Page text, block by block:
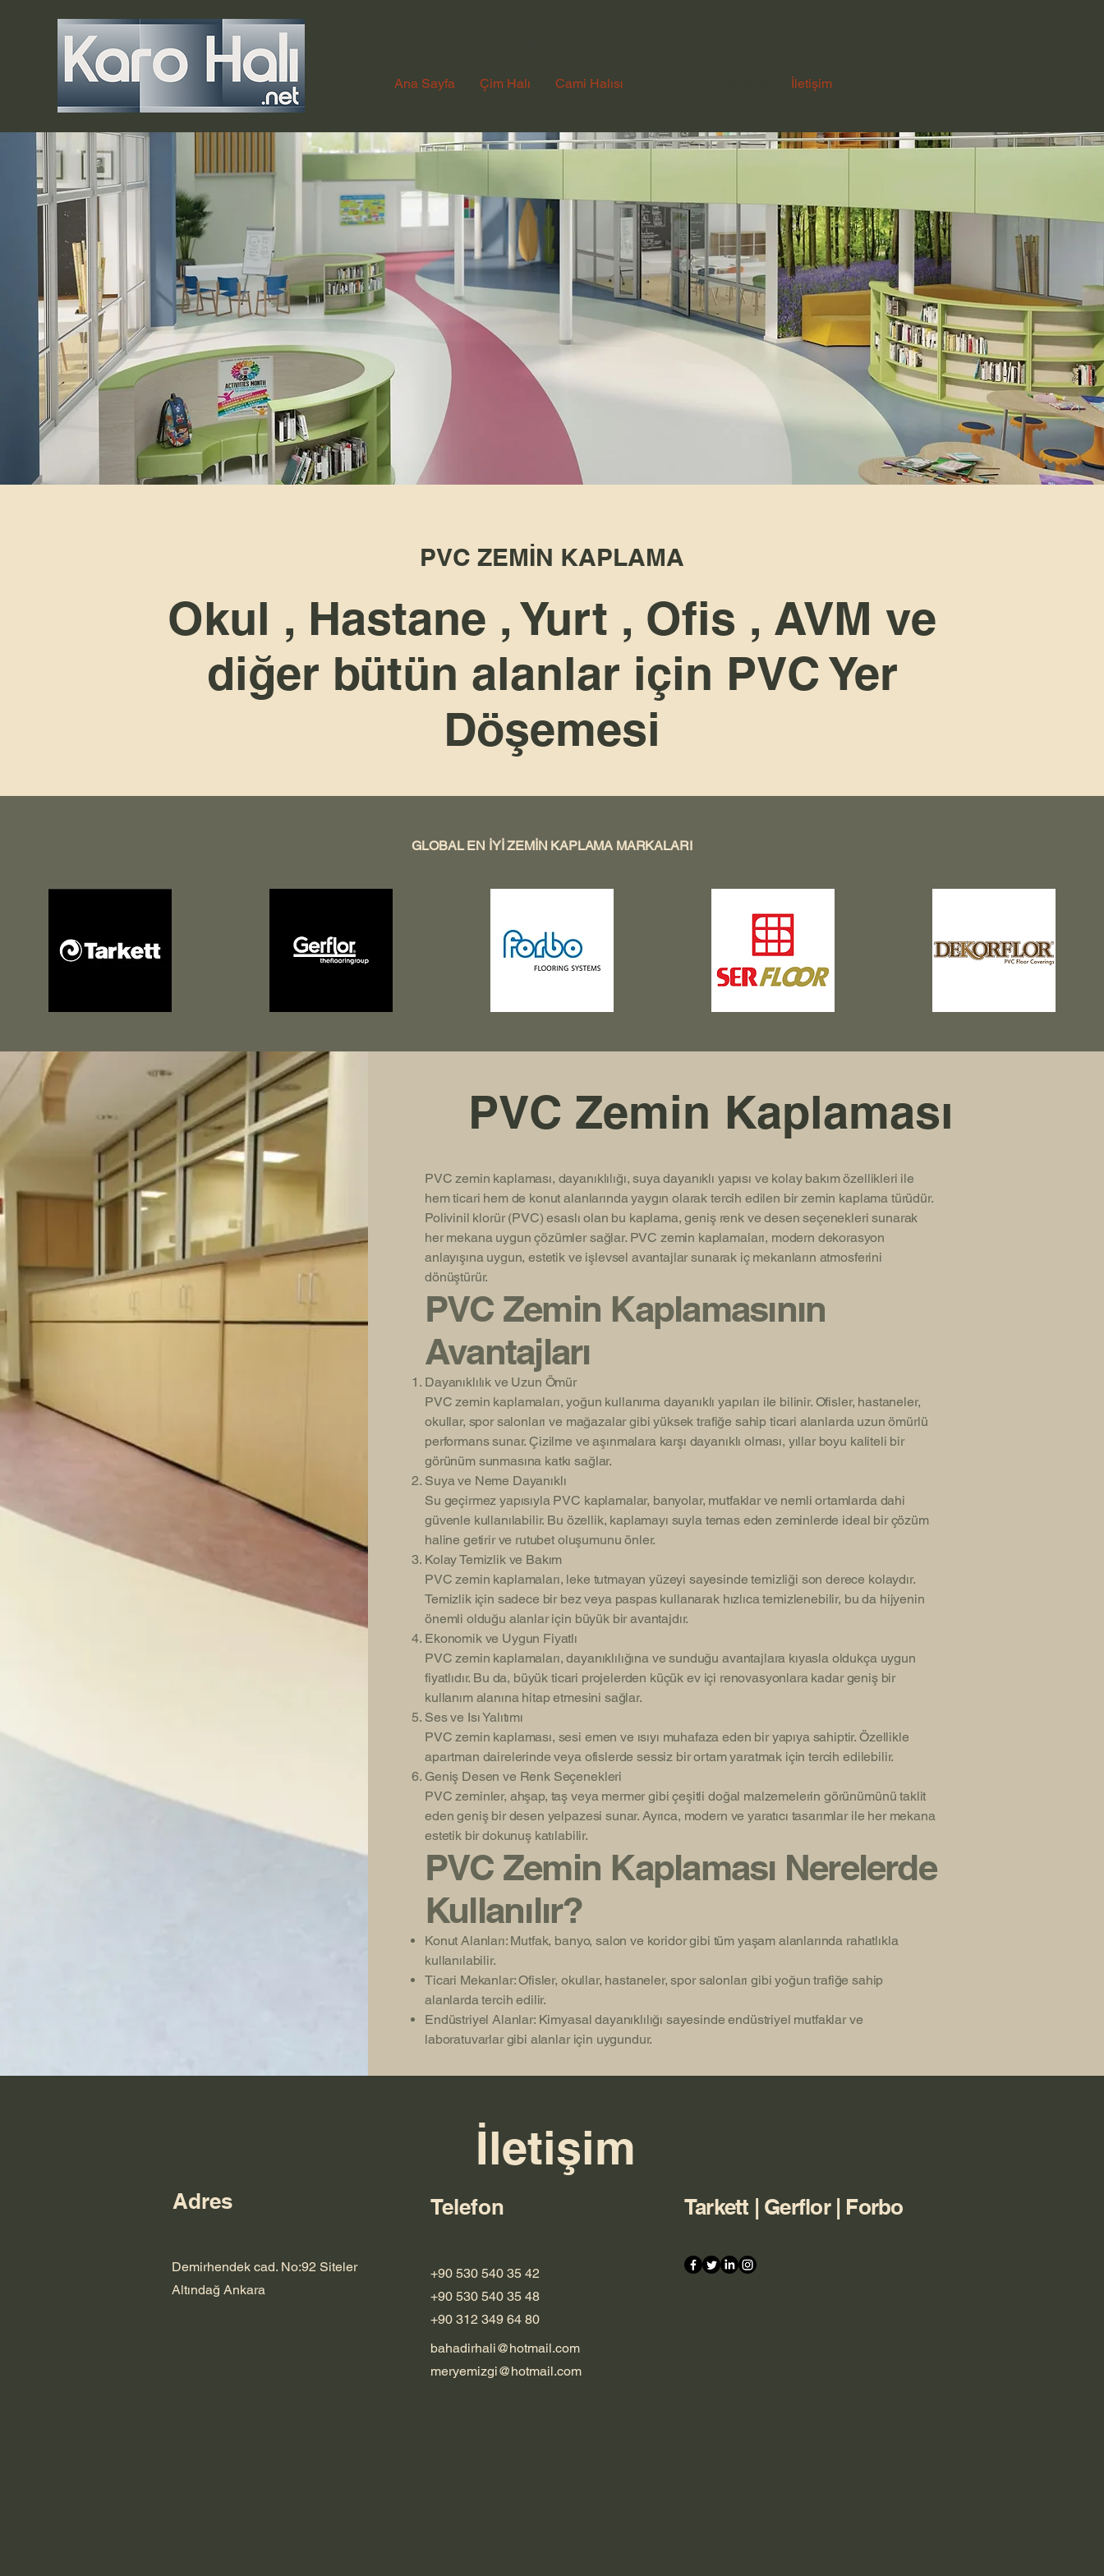
Ana Sayfa Çim Halı Cami Halısı İletişim
PVC ZEMİN KAPLAMA
Okul , Hastane , Yurt , Ofis , AVM ve
diğer bütün alanlar için PVC Yer
Döşemesi
GLOBAL EN İYİ ZEMİN KAPLAMA MARKALARI
PVC Zemin Kaplaması
PVC zemin kaplaması, dayanıklılığı, suya dayanıklı yapısı ve kolay bakım özellikleri ile
hem ticari hem de konut alanlarında yaygın olarak tercih edilen bir zemin kaplama türüdür.
Polivinil klorür (PVC) esaslı olan bu kaplama, geniş renk ve desen seçenekleri sunarak
her mekana uygun çözümler sağlar. PVC zemin kaplamaları, modern dekorasyon
anlayışına uygun, estetik ve işlevsel avantajlar sunarak iç mekanların atmosferini
dönüştürür.
PVC Zemin Kaplamasının
Avantajları
Dayanıklılık ve Uzun Ömür
PVC zemin kaplamaları, yoğun kullanıma dayanıklı yapıları ile bilinir. Ofisler, hastaneler,
okullar, spor salonları ve mağazalar gibi yüksek trafiğe sahip ticari alanlarda uzun ömürlü
performans sunar. Çizilme ve aşınmalara karşı dayanıklı olması, yıllar boyu kaliteli bir
görünüm sunmasına katkı sağlar.
Suya ve Neme Dayanıklı
Su geçirmez yapısıyla PVC kaplamalar, banyolar, mutfaklar ve nemli ortamlarda dahi
güvenle kullanılabilir. Bu özellik, kaplamayı suyla temas eden zeminlerde ideal bir çözüm
haline getirir ve rutubet oluşumunu önler.
Kolay Temizlik ve Bakım
PVC zemin kaplamaları, leke tutmayan yüzeyi sayesinde temizliği son derece kolaydır.
Temizlik için sadece bir bez veya paspas kullanarak hızlıca temizlenebilir, bu da hijyenin
önemli olduğu alanlar için büyük bir avantajdır.
Ekonomik ve Uygun Fiyatlı
PVC zemin kaplamaları, dayanıklılığına ve sunduğu avantajlara kıyasla oldukça uygun
fiyatlıdır. Bu da, büyük ticari projelerden küçük ev içi renovasyonlara kadar geniş bir
kullanım alanına hitap etmesini sağlar.
Ses ve Isı Yalıtımı
PVC zemin kaplaması, sesi emen ve ısıyı muhafaza eden bir yapıya sahiptir. Özellikle
apartman dairelerinde veya ofislerde sessiz bir ortam yaratmak için tercih edilebilir.
Geniş Desen ve Renk Seçenekleri
PVC zeminler, ahşap, taş veya mermer gibi çeşitli doğal malzemelerin görünümünü taklit
eden geniş bir desen yelpazesi sunar. Ayrıca, modern ve yaratıcı tasarımlar ile her mekana
estetik bir dokunuş katılabilir.
PVC Zemin Kaplaması Nerelerde
Kullanılır?
Konut Alanları: Mutfak, banyo, salon ve koridor gibi tüm yaşam alanlarında rahatlıkla
kullanılabilir.
Ticari Mekanlar: Ofisler, okullar, hastaneler, spor salonları gibi yoğun trafiğe sahip
alanlarda tercih edilir.
Endüstriyel Alanlar: Kimyasal dayanıklılığı sayesinde endüstriyel mutfaklar ve
laboratuvarlar gibi alanlar için uygundur.
İletişim
Adres
Demirhendek cad. No:92 Siteler
Altındağ Ankara
Telefon Tarkett | Gerflor | Forbo
+90 530 540 35 42
+90 530 540 35 48
+90 312 349 64 80
bahadirhali@hotmail.com
meryemizgi@hotmail.com